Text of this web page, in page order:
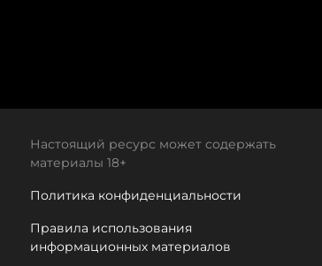
Настоящий ресурс может содержать
материалы 18+
Политика конфиденциальности
Правила использования
информационных материалов